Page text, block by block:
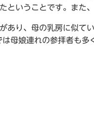
ということです。また
あり、母の乳房に似て
母娘連れの参拝者も多